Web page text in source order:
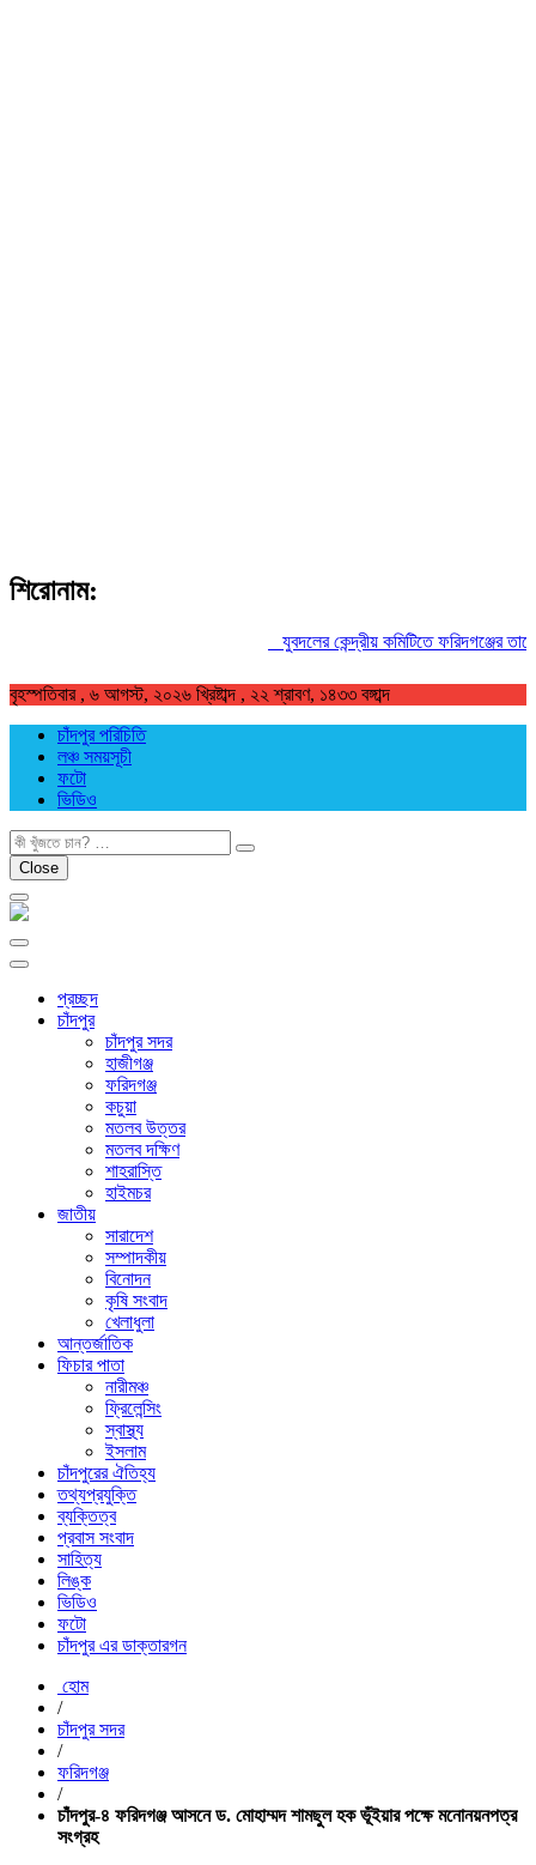
শিরোনাম:
যুবদলের কেন্দ্রীয় কমিটিতে ফরিদগঞ্জের তারেকুর
বৃহস্পতিবার , ৬ আগস্ট, ২০২৬ খ্রিষ্টাব্দ , ২২ শ্রাবণ, ১৪৩৩ বঙ্গাব্দ
চাঁদপুর পরিচিতি
লঞ্চ সময়সূচী
ফটো
ভিডিও
খুজুন
Close
প্রচ্ছদ
চাঁদপুর
চাঁদপুর সদর
হাজীগঞ্জ
ফরিদগঞ্জ
কচুয়া
মতলব উত্তর
মতলব দক্ষিণ
শাহরাস্তি
হাইমচর
জাতীয়
সারাদেশ
সম্পাদকীয়
বিনোদন
কৃষি সংবাদ
খেলাধুলা
আন্তর্জাতিক
ফিচার পাতা
নারীমঞ্চ
ফ্রিলেন্সিং
স্বাস্থ্য
ইসলাম
চাঁদপুরের ঐতিহ্য
তথ্যপ্রযুক্তি
ব্যক্তিত্ব
প্রবাস সংবাদ
সাহিত্য
লিঙ্ক
ভিডিও
ফটো
চাঁদপুর এর ডাক্তারগন
হোম
/
চাঁদপুর সদর
/
ফরিদগঞ্জ
/
চাঁদপুর-৪ ফরিদগঞ্জ আসনে ড. মোহাম্মদ শামছুল হক ভূঁইয়ার পক্ষে মনোনয়নপত্র
সংগ্রহ